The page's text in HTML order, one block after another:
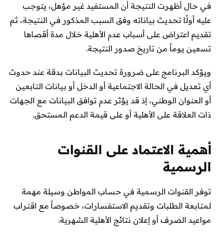
في حال أظهرت النتيجة أن المستفيد غير مؤهل، يتوجب
عليه أولًا تحديث بياناته وفق السبب المذكور في النتيجة، ثم
تقديم اعتراض على أسباب عدم الأهلية خلال مدة أقصاها
تسعين يوماً من تاريخ صدور النتيجة.
ويؤكد البرنامج على ضرورة تحديث البيانات بدقة عند حدوث
أي تعديل في الحالة الاجتماعية أو الدخل أو بيانات التابعين
أو العنوان الوطني، إذ قد يؤثر عدم توافق البيانات مع الجهات
ذات العلاقة على الأهلية أو على قيمة الدعم المستحق.
أهمية الاعتماد على القنوات
الرسمية
توفر القنوات الرسمية في حساب المواطن وسيلة مهمة
لمتابعة الطلبات وتقديم الاستفسارات، خصوصاً مع اقتراب
مواعيد الصرف أو إعلان نتائج الأهلية الشهرية.